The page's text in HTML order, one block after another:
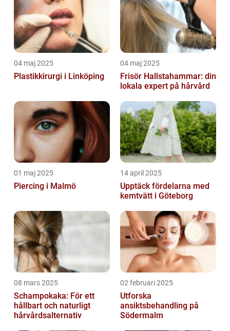
04 maj 2025
Plastikkirurgi i Linköping
04 maj 2025
Frisör Hallstahammar: din
lokala expert på hårvård
01 maj 2025
Piercing i Malmö
14 april 2025
Upptäck fördelarna med
kemtvätt i Göteborg
08 mars 2025
Schampokaka: För ett
hållbart och naturligt
hårvårdsalternativ
02 februari 2025
Utforska
ansiktsbehandling på
Södermalm